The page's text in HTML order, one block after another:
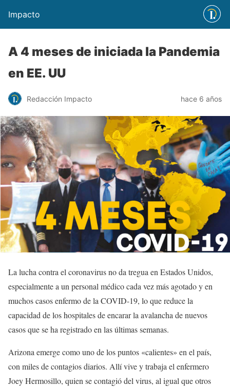
Impacto
A 4 meses de iniciada la Pandemia
en EE. UU
Redacción Impacto hace 6 años
La lucha contra el coronavirus no da tregua en Estados Unidos,
especialmente a un personal médico cada vez más agotado y en
muchos casos enfermo de la COVID-19, lo que reduce la
capacidad de los hospitales de encarar la avalancha de nuevos
casos que se ha registrado en las últimas semanas.
Arizona emerge como uno de los puntos «calientes» en el país,
con miles de contagios diarios. Allí vive y trabaja el enfermero
Joey Hermosillo, quien se contagió del virus, al igual que otros